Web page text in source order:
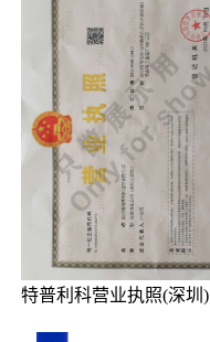
特普利科营业执照(深圳)